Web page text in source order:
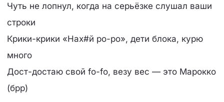
Чуть не лопнул, когда на серьёзке слушал ваши
строки
Крики-крики «Нах#й po-po», дети блока, курю
много
Дост-достаю свой fo-fo, везу вес — это Марокко
(брр)